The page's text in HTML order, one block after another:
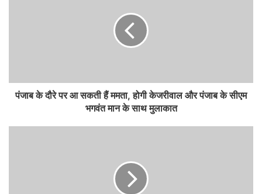
पंजाब के दौरे पर आ सकती हैं ममता, होगी केजरीवाल और पंजाब के सीएम
भगवंत मान के साथ मुलाकात